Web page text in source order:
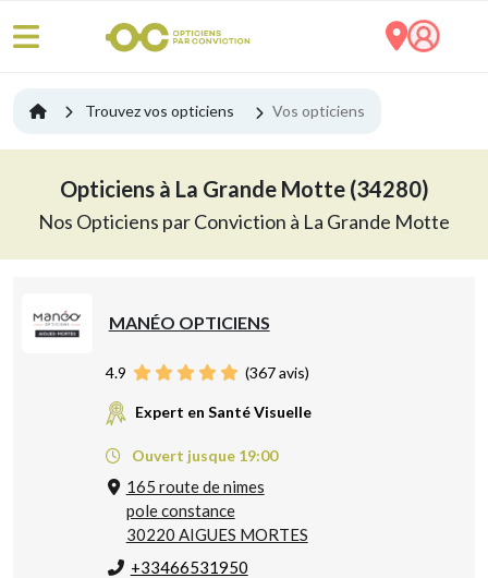
Trouvez vos opticiens Vos opticiens
Opticiens à La Grande Motte (34280)
Nos Opticiens par Conviction à La Grande Motte
MANÉO OPTICIENS
4.9 (367avis)
Expert en Santé Visuelle
Ouvert jusque 19:00
165 route de nimes
pole constance
30220 AIGUES MORTES
+33466531950